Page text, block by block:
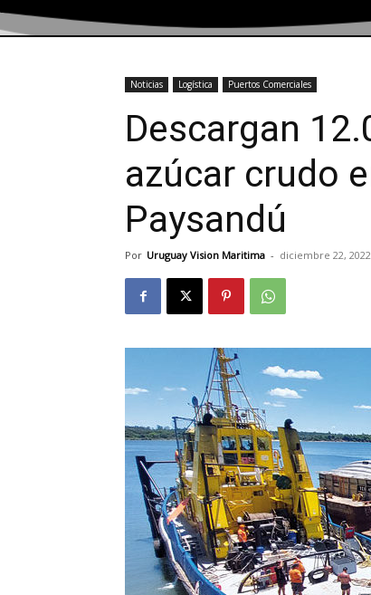
Noticias Logística Puertos Comerciales
Descargan
azúcar crudo
Paysandú
Por Uruguay Vision Maritima - diciembre 22, 2022